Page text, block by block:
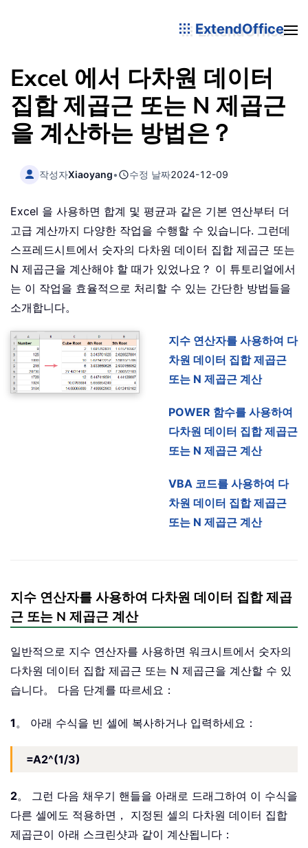
ExtendOffice
Excel 에서 다차원 데이터
집합 제곱근 또는 N 제곱근
을 계산하는 방법은？
작성자Xiaoyang• 수정 날짜2024-12-09
Excel 을 사용하면 합계 및 평균과 같은 기본 연산부터 더
고급 계산까지 다양한 작업을 수행할 수 있습니다. 그런데
스프레드시트에서 숫자의 다차원 데이터 집합 제곱근 또는
N 제곱근을 계산해야 할 때가 있었나요？ 이 튜토리얼에서
는 이 작업을 효율적으로 처리할 수 있는 간단한 방법들을
소개합니다。
지수 연산자를 사용하여 다
차원 데이터 집합 제곱근
또는 N 제곱근 계산
POWER 함수를 사용하여
다차원 데이터 집합 제곱근
또는 N 제곱근 계산
VBA 코드를 사용하여 다
차원 데이터 집합 제곱근
또는 N 제곱근 계산
지수 연산자를 사용하여 다차원 데이터 집합 제곱
근 또는 N 제곱근 계산
일반적으로 지수 연산자를 사용하면 워크시트에서 숫자의
다차원 데이터 집합 제곱근 또는 N 제곱근을 계산할 수 있
습니다。 다음 단계를 따르세요：
1。 아래 수식을 빈 셀에 복사하거나 입력하세요：
=A2^(1/3)
2。 그런 다음 채우기 핸들을 아래로 드래그하여 이 수식을
다른 셀에도 적용하면， 지정된 셀의 다차원 데이터 집합
제곱근이 아래 스크린샷과 같이 계산됩니다：